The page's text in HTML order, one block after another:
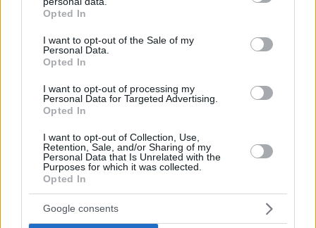
grant or deny consent to Google and its third-party tags to
use your data for below specified purposes in below Google
consent section.
Opted In
I want to opt-out of the Sale of my
Personal Data.
Opted In
I want to opt-out of processing my
Personal Data for Targeted Advertising.
Opted In
I want to opt-out of Collection, Use,
Retention, Sale, and/or Sharing of my
Personal Data that Is Unrelated with the
Purposes for which it was collected.
Opted In
Google consents
Νίκος Σύψας στον ΘΕΜΑ 104,6: Έτσι άνοιξαν
οι πύλες της κολάσεως στην Ιταλία
«παρανόηση ότι τελείωσε η επιδημία»
ΛοιμωξιολογίαςΝίκος Σύψαςμε αφορμή τις
εικόνες από την Αγία Παρασκευή.
Είναι τέραστιο λάθος αυτό. Ο ιός είναι εδώ
και μπορεί να συνεχίσει στην κοινότητα. Ο